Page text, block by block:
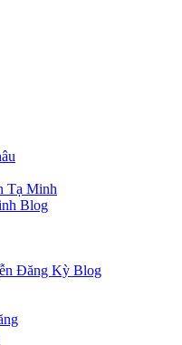
Tạ Minh
Blog
Đăng Kỳ Blog